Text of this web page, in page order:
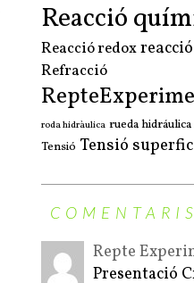
Reacció
Reacció redox
Refracció
roda hidràulica rueda hidráulica
Tensió Tensió
Repte
Presentació